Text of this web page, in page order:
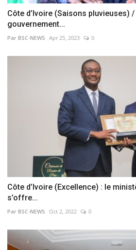
Côte d’Ivoire (Saisons pluvieuses)
gouvernement...
Par BSC-NEWS Apr 25, 2023 0
Côte d’Ivoire (Excellence) : le
s’offre...
Par BSC-NEWS Oct 2, 2022 0